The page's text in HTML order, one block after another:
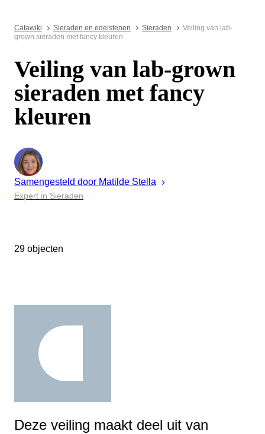
Catawiki Sieraden en edelstenen Sieraden
Veiling van lab-
grown sieraden met fancy kleuren
Veiling van lab-grown
sieraden met fancy
kleuren
Samengesteld door Matilde Stella
Expert in Sieraden
29 objecten
Deze veiling maakt deel uit van